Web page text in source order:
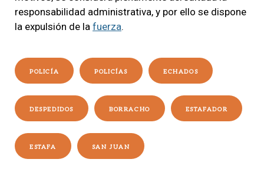
responsabilidad administrativa, y por ello se dispone
la expulsión de la fuerza.
POLICÍA POLICÍAS ECHADOS
DESPEDIDOS BORRACHO ESTAFADOR
ESTAFA SAN JUAN